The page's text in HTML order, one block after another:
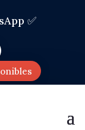
✅